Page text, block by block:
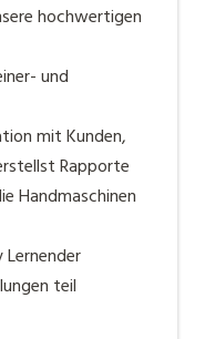
hochwertigen
und
mit Kunden,
Rapporte
Handmaschinen
teil